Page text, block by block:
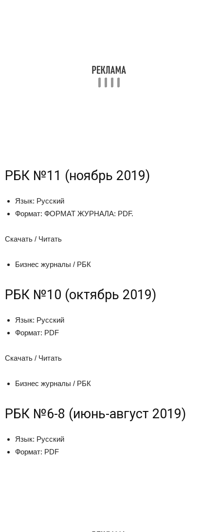
РБК №11 (ноябрь 2019)
Язык: Русский
Формат: ФОРМАТ ЖУРНАЛА: PDF.
Скачать / Читать
Бизнес журналы / РБК
РБК №10 (октябрь 2019)
Язык: Русский
Формат: PDF
Скачать / Читать
Бизнес журналы / РБК
РБК №6-8 (июнь-август 2019)
Язык: Русский
Формат: PDF